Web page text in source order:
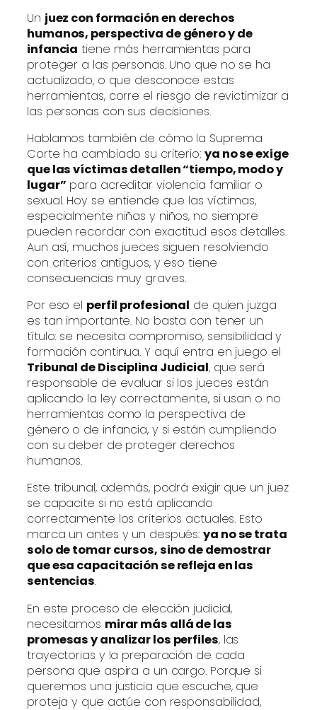
Un juez con formación en derechos
humanos, perspectiva de género y de
infancia tiene más herramientas para
proteger a las personas. Uno que no se ha
actualizado, o que desconoce estas
herramientas, corre el riesgo de revictimizar a
las personas con sus decisiones.
Hablamos también de cómo la Suprema
Corte ha cambiado su criterio: ya no se exige
que las víctimas detallen “tiempo, modo y
lugar” para acreditar violencia familiar o
sexual. Hoy se entiende que las víctimas,
especialmente niñas y niños, no siempre
pueden recordar con exactitud esos detalles.
Aun así, muchos jueces siguen resolviendo
con criterios antiguos, y eso tiene
consecuencias muy graves.
Por eso el perfil profesional de quien juzga
es tan importante. No basta con tener un
título: se necesita compromiso, sensibilidad y
formación continua. Y aquí entra en juego el
Tribunal de Disciplina Judicial, que será
responsable de evaluar si los jueces están
aplicando la ley correctamente, si usan o no
herramientas como la perspectiva de
género o de infancia, y si están cumpliendo
con su deber de proteger derechos
humanos.
Este tribunal, además, podrá exigir que un juez
se capacite si no está aplicando
correctamente los criterios actuales. Esto
marca un antes y un después:ya no se trata
solo de tomar cursos, sino de demostrar
que esa capacitación se refleja en las
sentencias.
En este proceso de elección judicial,
necesitamos mirar más allá de las
promesas y analizar los perfiles, las
trayectorias y la preparación de cada
persona que aspira a un cargo. Porque si
queremos una justicia que escuche, que
proteja y que actúe con responsabilidad,